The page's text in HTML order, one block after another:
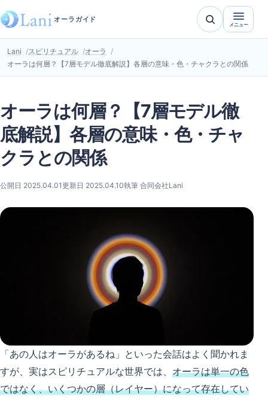
オーラガイド
メニュー
Lani スピリチュアル
オーラ
オーラは何層？【7層モデル徹底解説】各層の意味・色・チャクラとの関係
オーラは何層？【7層モデル徹
底解説】各層の意味・色・チャ
クラとの関係
公開日 2025.04.01更新日 2025.04.10執筆 合同会社Lani
「あの人はオーラがあるね」といった会話はよく聞かれま
すが、実はスピリチュアルな世界では、 オーラは単一の色
ではなく、いくつかの層（レイヤー）になって存在してい